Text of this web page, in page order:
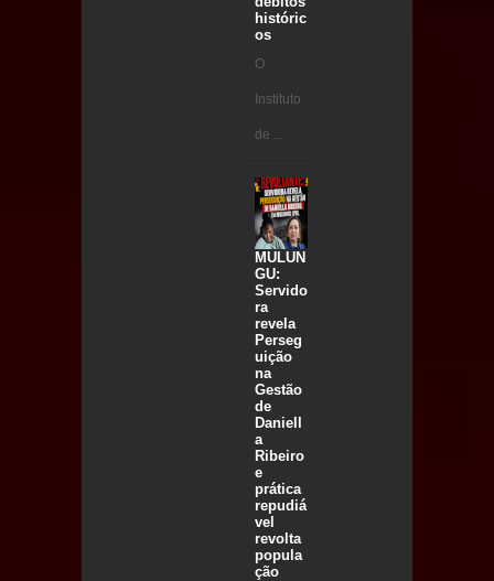
históric
os
O
Instituto
de ...
MULUN
GU:
Servido
ra
revela
Perseg
uição
na
Gestão
de
Daniell
a
Ribeiro
e
prática
repudiá
vel
revolta
popula
ção